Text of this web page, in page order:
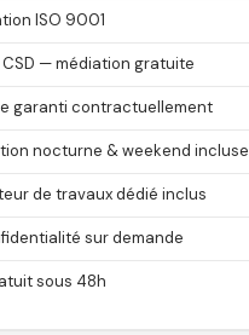
ISO 9001
— médiation gratuite
garanti contractuellement
nocturne & weekend incluse
de travaux dédié inclus
sur demande
sous 48h